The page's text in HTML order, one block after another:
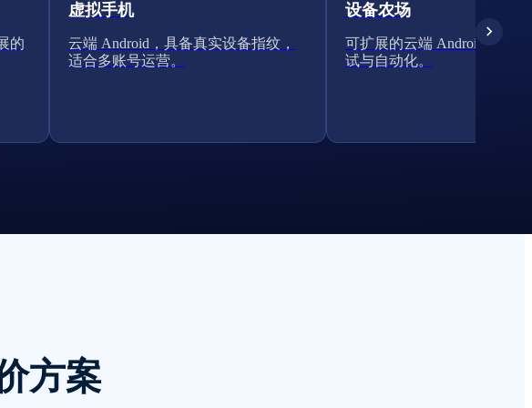
的
虚拟手机
云端 Android，具备真实设备指纹，
适合多账号运营。
设备农场
可扩展的云端 Android 集群
试与自动化。
方案